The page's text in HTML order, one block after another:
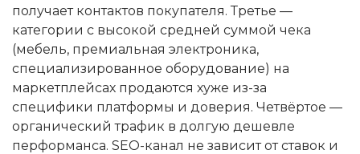
получает контактов покупателя. Третье —
категории с высокой средней суммой чека
(мебель, премиальная электроника,
специализированное оборудование) на
маркетплейсах продаются хуже из-за
специфики платформы и доверия. Четвёртое —
органический трафик в долгую дешевле
перформанса. SEO-канал не зависит от ставок и